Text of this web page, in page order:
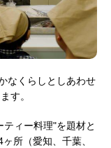
なくらしとしあわせ
す。
ィー料理"を題材と
所（愛知、千葉、